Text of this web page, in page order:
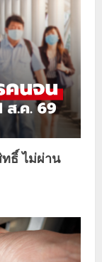
ธิ์ ไม่ผ่าน